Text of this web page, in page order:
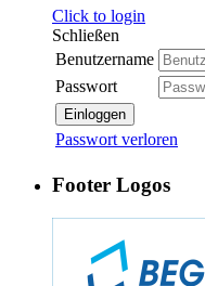
Click to login
Schließen
Benutzername
Passwort
Einloggen
Passwort verloren
Footer Logos